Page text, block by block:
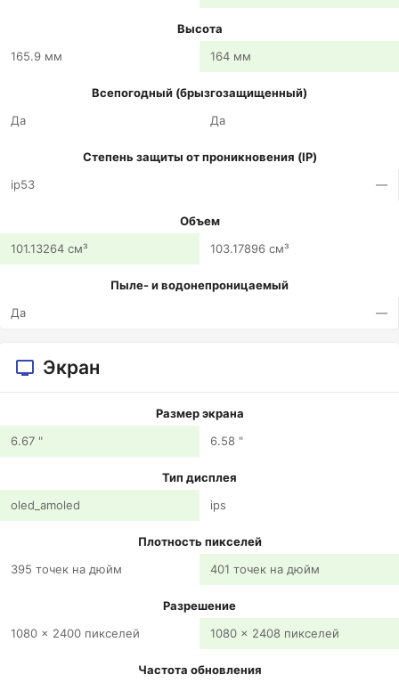
Высота
165.9 мм
164 мм
Всепогодный (брызгозащищенный)
Да
Да
Степень защиты от проникновения (IP)
ip53
—
Объем
101.13264 см³
103.17896 см³
Пыле- и водонепроницаемый
Да
—
Экран
Размер экрана
6.67 "
6.58 "
Тип дисплея
oled_amoled
ips
Плотность пикселей
395 точек на дюйм
401 точек на дюйм
Разрешение
1080 x 2400 пикселей
1080 x 2408 пикселей
Частота обновления